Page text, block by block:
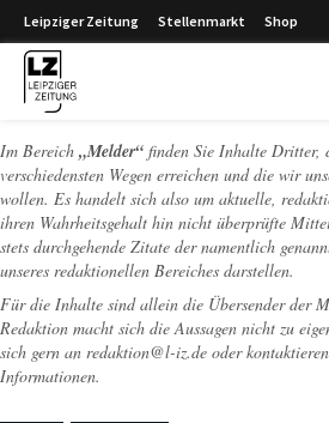
Leipziger Zeitung Stellenmarkt Shop
Im Bereich „Melder“ finden Sie Inhalte Dritter,
verschiedensten Wegen erreichen und die wir
wollen. Es handelt sich also um aktuelle,
ihren Wahrheitsgehalt hin nicht überprüfte
stets durchgehende Zitate der namentlich
unseres redaktionellen Bereiches darstellen.
Für die Inhalte sind allein die Übersender der
Redaktion macht sich die Aussagen nicht zu
sich gern an redaktion@l-iz.de oder
Informationen.